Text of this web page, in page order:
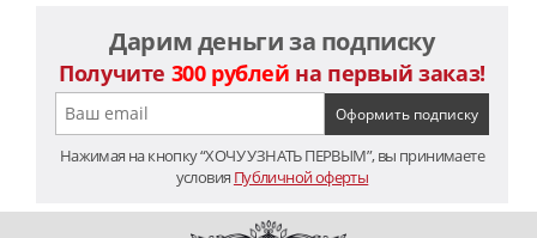
Дарим деньги за подписку
Получите 300 рублей на первый заказ!
Нажимая на кнопку “ХОЧУ УЗНАТЬ ПЕРВЫМ”, вы принимаете
условия Публичной оферты